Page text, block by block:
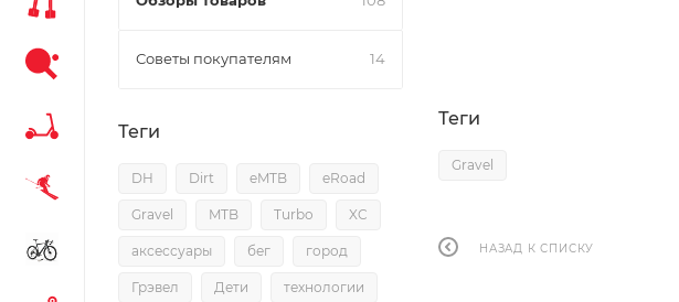
Теги
Gravel
НАЗАД К СПИСКУ
Советы покупателям 14
Теги
DH Dirt eMTB eRoad
Gravel MTB Turbo XC
аксессуары бег город
Грэвел Дети технологии